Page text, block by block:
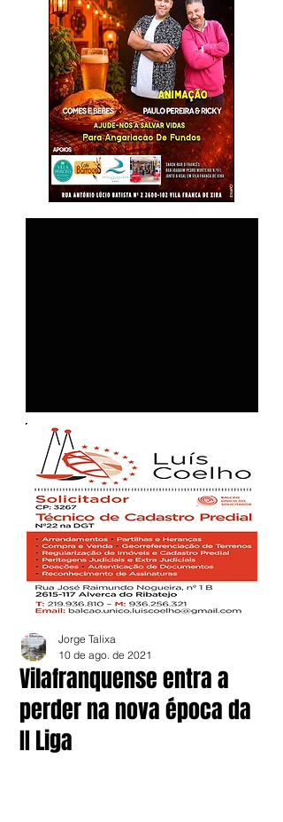
Vilafranquense entra a
perder na nova época da
II Liga
Jorge Talixa
10 de ago. de 2021